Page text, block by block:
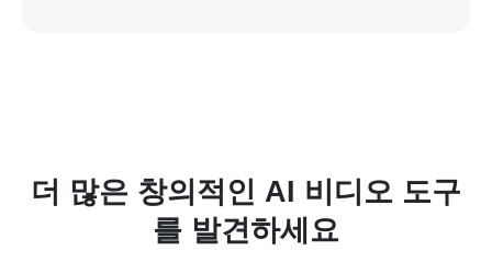
더 많은 창의적인 AI 비디오 도구
를 발견하세요